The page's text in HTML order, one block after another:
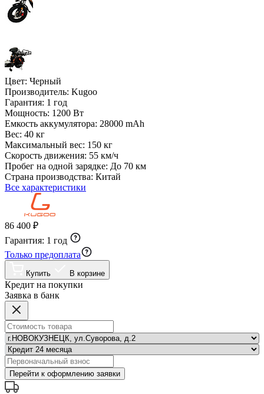
Цвет: Черный
Производитель: Kugoo
Гарантия: 1 год
Мощность: 1200 Вт
Емкость аккумулятора: 28000 mAh
Вес: 40 кг
Максимальный вес: 150 кг
Скорость движения: 55 км/ч
Пробег на одной зарядке: До 70 км
Страна производства: Китай
Все характеристики
86 400 ₽
Гарантия: 1 год
Только предоплата
Купить В корзине
Кредит на покупки
Заявка в банк
Перейти к оформлению заявки